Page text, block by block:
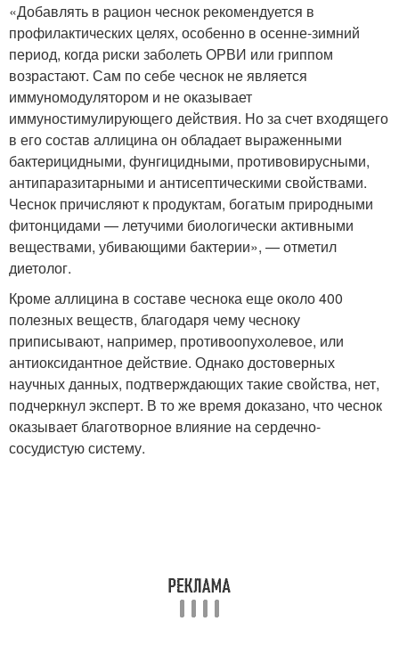
«Добавлять в рацион чеснок рекомендуется в
профилактических целях, особенно в осенне-зимний
период, когда риски заболеть ОРВИ или гриппом
возрастают. Сам по себе чеснок не является
иммуномодулятором и не оказывает
иммуностимулирующего действия. Но за счет входящего
в его состав аллицина он обладает выраженными
бактерицидными, фунгицидными, противовирусными,
антипаразитарными и антисептическими свойствами.
Чеснок причисляют к продуктам, богатым природными
фитонцидами — летучими биологически активными
веществами, убивающими бактерии», — отметил
диетолог.
Кроме аллицина в составе чеснока еще около 400
полезных веществ, благодаря чему чесноку
приписывают, например, противоопухолевое, или
антиоксидантное действие. Однако достоверных
научных данных, подтверждающих такие свойства, нет,
подчеркнул эксперт. В то же время доказано, что чеснок
оказывает благотворное влияние на сердечно-
сосудистую систему.